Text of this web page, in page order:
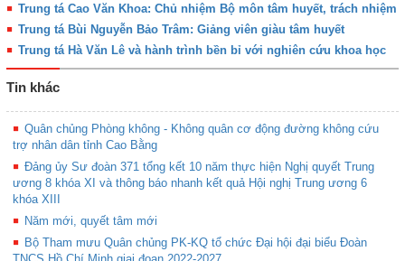
Trung tá Cao Văn Khoa: Chủ nhiệm Bộ môn tâm huyết, trách nhiệm
Trung tá Bùi Nguyễn Bảo Trâm: Giảng viên giàu tâm huyết
Trung tá Hà Văn Lê và hành trình bền bỉ với nghiên cứu khoa học
Tin khác
Quân chủng Phòng không - Không quân cơ động đường không cứu
trợ nhân dân tỉnh Cao Bằng
Đảng ủy Sư đoàn 371 tổng kết 10 năm thực hiện Nghị quyết Trung
ương 8 khóa XI và thông báo nhanh kết quả Hội nghị Trung ương 6
khóa XIII
Năm mới, quyết tâm mới
Bộ Tham mưu Quân chủng PK-KQ tổ chức Đại hội đại biểu Đoàn